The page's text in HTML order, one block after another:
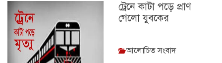
ট্রেনে কাটা পড়ে প্রাণ
গেলো যুবকের
আলোচিত সংবাদ